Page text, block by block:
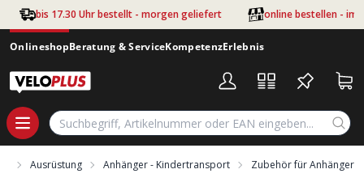
Zum Hauptinhalt springen
bis 17.30 Uhr bestellt - morgen geliefert online bestellen - im
OnlineshopBeratung & ServiceKompetenzErlebnis
Ausrüstung Anhänger - Kindertransport Zubehör für Anhänger